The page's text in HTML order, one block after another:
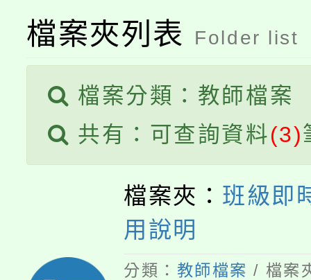
半價優惠，詳情可洽有
份教師增能研習
份教師研習
淨零綠生活教案入校路
會115年食農教育專業人
檔案夾列表 Folder list
檔案分類：教師檔案
共有：可查詢資料(3)
檔案夾： 班級即
用說明
分類： 教師檔案 / 檔案